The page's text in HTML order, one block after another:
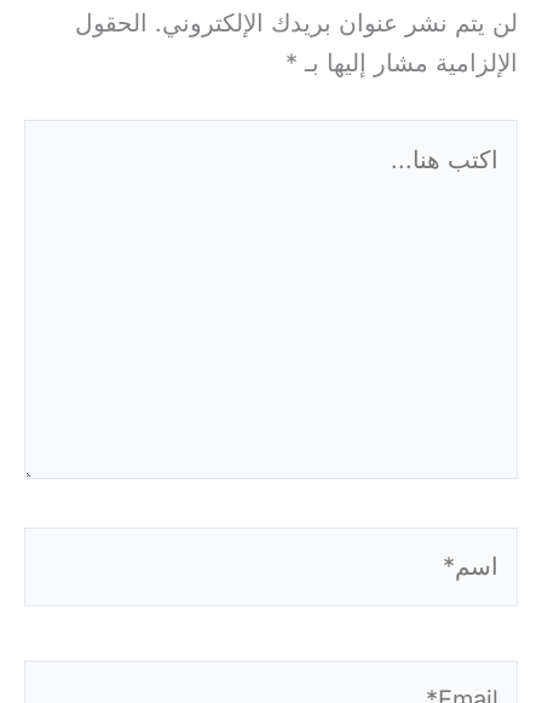
لن يتم نشر عنوان بريدك الإلكتروني. الحقول
الإلزامية مشار إليها بـ*